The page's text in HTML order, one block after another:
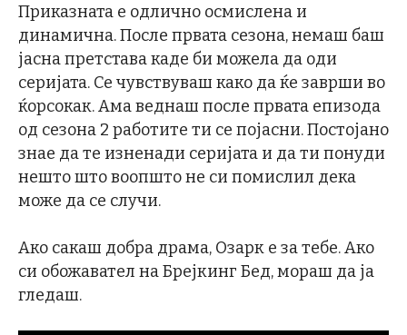
Приказната е одлично осмислена и
динамична. После првата сезона, немаш баш
јасна претстава каде би можела да оди
серијата. Се чувствуваш како да ќе заврши во
ќорсокак. Ама веднаш после првата епизода
од сезона 2 работите ти се појасни. Постојано
знае да те изненади серијата и да ти понуди
нешто што воопшто не си помислил дека
може да се случи.
Ако сакаш добра драма, Озарк е за тебе. Ако
си обожавател на Брејкинг Бед, мораш да ја
гледаш.